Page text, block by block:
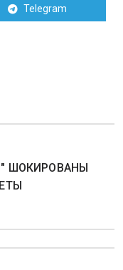
Telegram
ШОКИРОВАНЫ